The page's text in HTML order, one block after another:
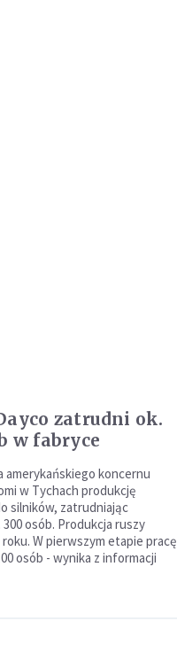
zatrudni ok.
w fabryce
amerykańskiego koncernu
w Tychach produkcję
silników, zatrudniając
osób. Produkcja ruszy
W pierwszym etapie pracę
osób - wynika z informacji